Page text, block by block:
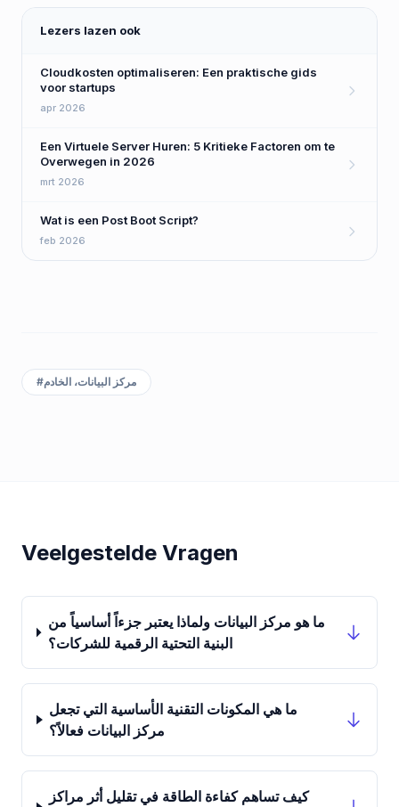
Lezers lazen ook
Cloudkosten optimaliseren: Een praktische gids
voor startups
apr 2026
Een Virtuele Server Huren: 5 Kritieke Factoren om te
Overwegen in 2026
mrt 2026
Wat is een Post Boot Script?
feb 2026
#مركز البيانات، الخادم
Veelgestelde Vragen
ما هو مركز البيانات ولماذا يعتبر جزءاً أساسياً من
البنية التحتية الرقمية للشركات؟
ما هي المكونات التقنية الأساسية التي تجعل
مركز البيانات فعالاً؟
كيف تساهم كفاءة الطاقة في تقليل أثر مراكز